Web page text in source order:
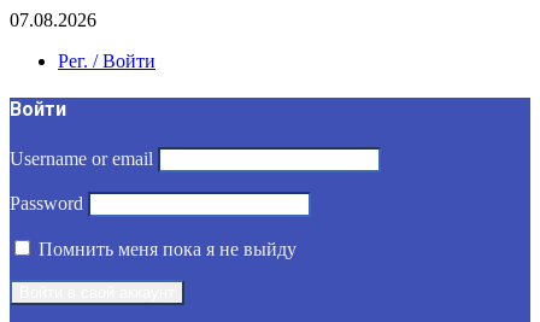
07.08.2026
Рег. / Войти
Войти
Username or email
Password
Помнить меня пока я не выйду